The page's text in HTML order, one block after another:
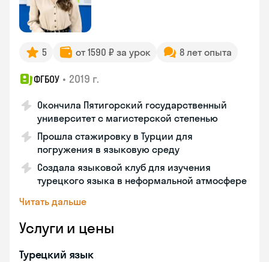
5 от 1590 ₽ за урок 8 лет опыта
ФГБОУ • 2019 г.
Окончила Пятигорский государственный
университет с магистерской степенью
Прошла стажировку в Турции для
погружения в языковую среду
Создала языковой клуб для изучения
турецкого языка в неформальной атмосфере
Читать дальше
Услуги и цены
Турецкий язык